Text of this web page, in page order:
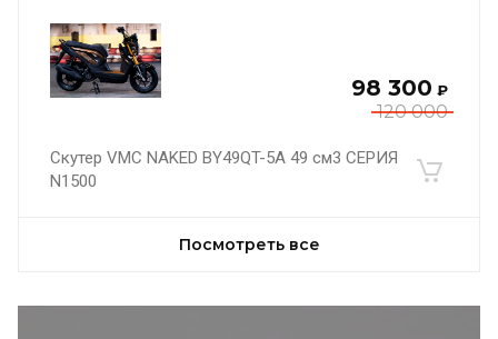
120 000
98 300 ₽
Скутер VMC NAKED BY49QT-5A 49 см3 СЕРИЯ
N1500
Посмотреть все